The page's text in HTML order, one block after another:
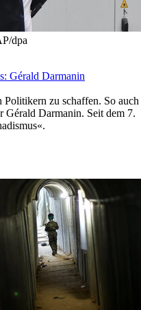
dpa
Gérald Darmanin
zu schaffen. So auch
Gérald Darmanin. Seit dem 7.